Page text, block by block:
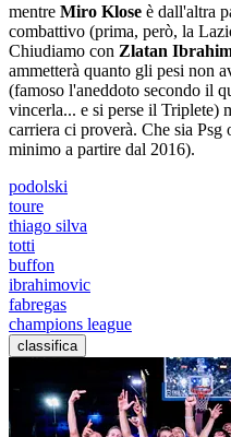
mentre Miro Klose è dall'altra
combattivo (prima, però, la
Chiudiamo con Zlatan
ammetterà quanto gli pesi non
(famoso l'aneddoto secondo il
vincerla... e si perse il Triplete)
carriera ci proverà. Che sia
minimo a partire dal 2016).
podolski
toure
thiago silva
totti
buffon
ibrahimovic
fabregas
champions league
classifica